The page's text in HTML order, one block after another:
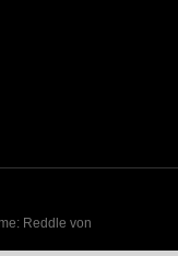
Reddle von